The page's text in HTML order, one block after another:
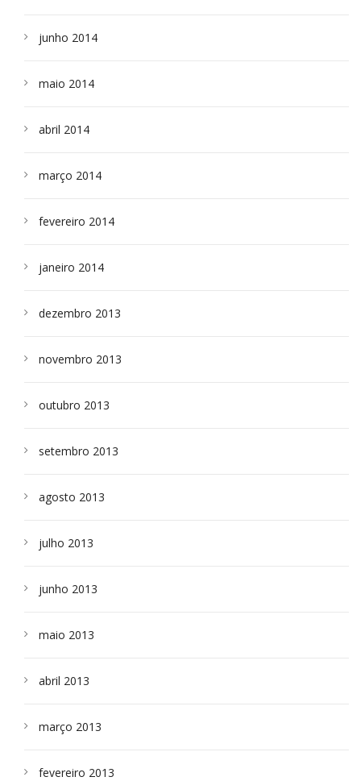
junho 2014
maio 2014
abril 2014
março 2014
fevereiro 2014
janeiro 2014
dezembro 2013
novembro 2013
outubro 2013
setembro 2013
agosto 2013
julho 2013
junho 2013
maio 2013
abril 2013
março 2013
fevereiro 2013